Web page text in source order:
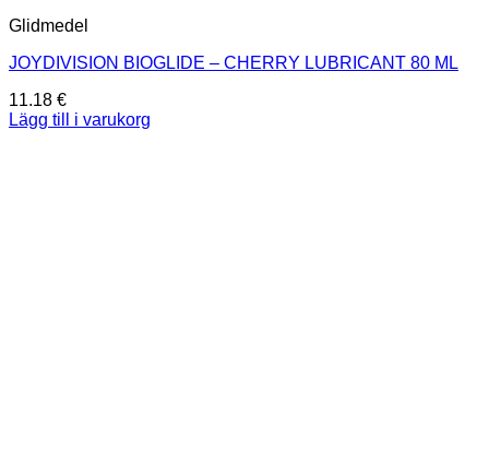
Glidmedel
JOYDIVISION BIOGLIDE – CHERRY LUBRICANT 80 ML
11.18 €
Lägg till i varukorg